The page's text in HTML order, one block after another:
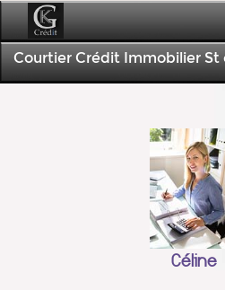
Courtier Crédit Immobilier St
Céline